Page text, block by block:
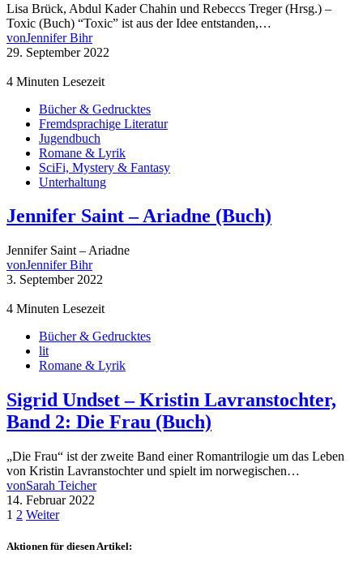
Lisa Brück, Abdul Kader Chahin und Rebeccs Treger (Hrsg.) –
Toxic (Buch) “Toxic” ist aus der Idee entstanden,…
vonJennifer Bihr
29. September 2022
4 Minuten Lesezeit
Bücher & Gedrucktes
Fremdsprachige Literatur
Jugendbuch
Romane & Lyrik
SciFi, Mystery & Fantasy
Unterhaltung
Jennifer Saint – Ariadne (Buch)
Jennifer Saint – Ariadne
vonJennifer Bihr
3. September 2022
4 Minuten Lesezeit
Bücher & Gedrucktes
lit
Romane & Lyrik
Sigrid Undset – Kristin Lavranstochter,
Band 2: Die Frau (Buch)
„Die Frau“ ist der zweite Band einer Romantrilogie um das Leben
von Kristin Lavranstochter und spielt im norwegischen…
vonSarah Teicher
14. Februar 2022
Seitennummerierung
der
1 2 Weiter
Aktionen für diesen Artikel: